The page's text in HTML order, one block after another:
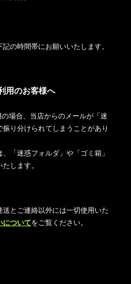
の時間帯にお願いいたします。
用のお客様へ
場合、当店からのメールが「迷
り分けられてしまうことがあり
「迷惑フォルダ」や「ゴミ箱」
します。
とご連絡以外には一切使用いた
についてをご覧ください。